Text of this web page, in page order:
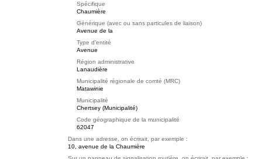
Spécifique
Chaumière
Générique (avec ou sans particules de liaison)
Avenue de la
Type d'entité
Avenue
Région administrative
Lanaudière
Municipalité régionale de comté (MRC)
Matawinie
Municipalité
Chertsey (Municipalité)
Code géographique de la municipalité
62047
Dans une adresse, on écrirait, par exemple :
10, avenue de la Chaumière